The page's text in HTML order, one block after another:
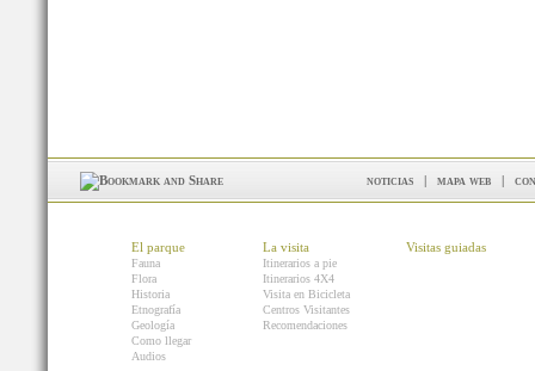
noticias | mapa web |
El parque
Fauna
Flora
Historia
Etnografía
Geología
Como llegar
Audios
La visita
Itinerarios a pie
Itinerarios 4X4
Visita en Bicicleta
Centros Visitantes
Recomendaciones
Visitas guiadas